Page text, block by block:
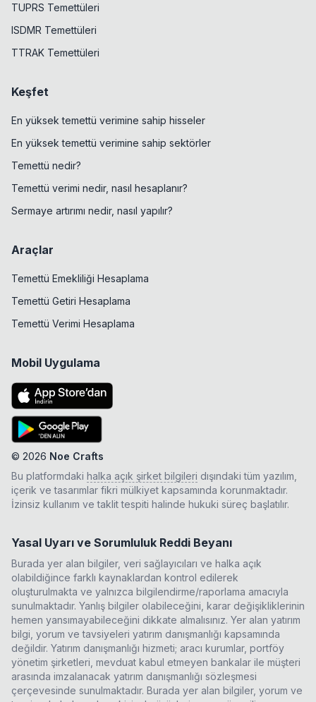
TUPRS Temettüleri
ISDMR Temettüleri
TTRAK Temettüleri
Keşfet
En yüksek temettü verimine sahip hisseler
En yüksek temettü verimine sahip sektörler
Temettü nedir?
Temettü verimi nedir, nasıl hesaplanır?
Sermaye artırımı nedir, nasıl yapılır?
Araçlar
Temettü Emekliliği Hesaplama
Temettü Getiri Hesaplama
Temettü Verimi Hesaplama
Mobil Uygulama
© 2026 Noe Crafts
Bu platformdaki halka açık şirket bilgileri dışındaki tüm yazılım,
içerik ve tasarımlar fikri mülkiyet kapsamında korunmaktadır.
İzinsiz kullanım ve taklit tespiti halinde hukuki süreç başlatılır.
Yasal Uyarı ve Sorumluluk Reddi Beyanı
Burada yer alan bilgiler, veri sağlayıcıları ve halka açık
olabildiğince farklı kaynaklardan kontrol edilerek
oluşturulmakta ve yalnızca bilgilendirme/raporlama amacıyla
sunulmaktadır. Yanlış bilgiler olabileceğini, karar değişikliklerinin
hemen yansımayabileceğini dikkate almalısınız. Yer alan yatırım
bilgi, yorum ve tavsiyeleri yatırım danışmanlığı kapsamında
değildir. Yatırım danışmanlığı hizmeti; aracı kurumlar, portföy
yönetim şirketleri, mevduat kabul etmeyen bankalar ile müşteri
arasında imzalanacak yatırım danışmanlığı sözleşmesi
çerçevesinde sunulmaktadır. Burada yer alan bilgiler, yorum ve